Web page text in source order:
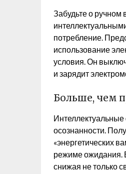
Забудьте о
потребление.
использование
условия. Он
и зарядит
Больше, чем
Интеллектуальные
осознанности.
«энергетических
режиме ожидания.
снижая не только